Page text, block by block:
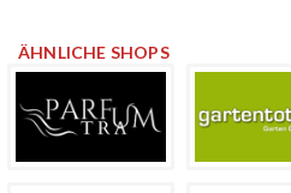
ÄHNLICHE SHOPS